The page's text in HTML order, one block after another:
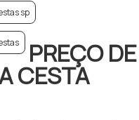
sp
PREÇO DE
CESTA